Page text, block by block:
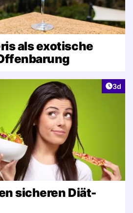
als exotische
3d
sicheren Diät-